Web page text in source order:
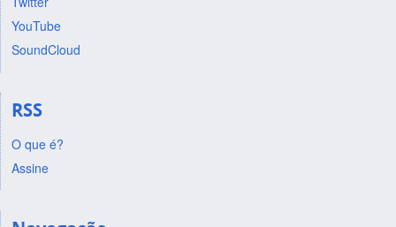
YouTube
SoundCloud
RSS
O que é?
Assine